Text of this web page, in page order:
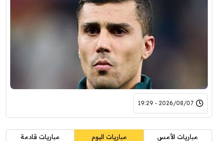
2026/08/07 - 19:29
مباريات الأمس مباريات اليوم مباريات قادمة